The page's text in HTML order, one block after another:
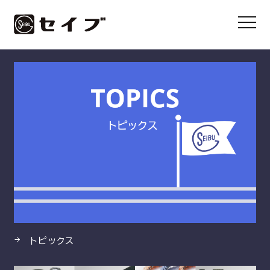
HOME 製品 ノンアス®ジョイントシート
トピックス